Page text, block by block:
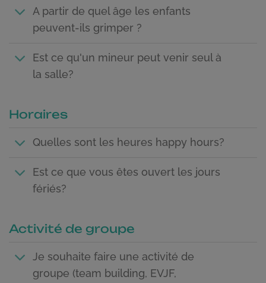
A partir de quel âge les enfants
peuvent-ils grimper ?
Est ce qu'un mineur peut venir seul à
la salle?
Horaires
Quelles sont les heures happy hours?
Est ce que vous êtes ouvert les jours
fériés?
Activité de groupe
Je souhaite faire une activité de
groupe (team building, EVJF,